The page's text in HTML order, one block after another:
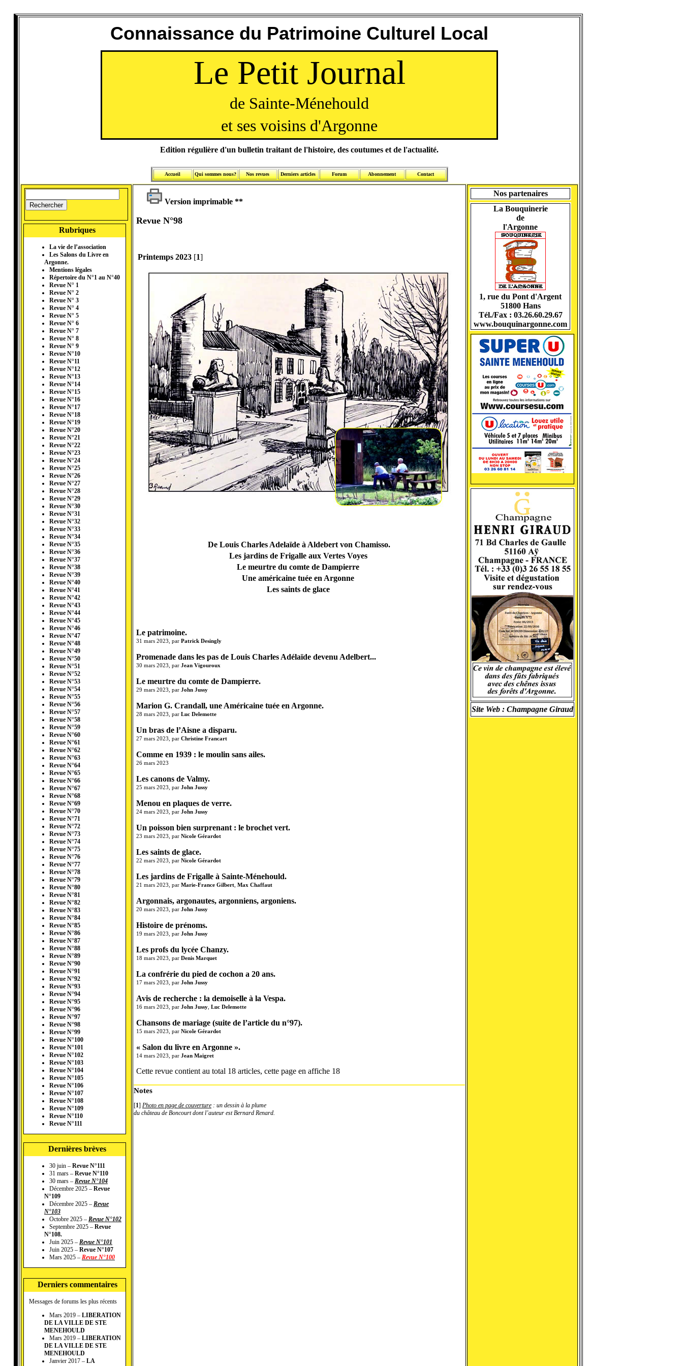
Connaissance du Patrimoine Culturel Local
Le Petit Journal
de Sainte-Ménehould
et ses voisins d'Argonne
Edition régulière d'un bulletin traitant de l'histoire, des coutumes et de l'actualité.
Accueil Qui sommes nous? Nos revues Derniers articles Forum Abonnement Contact
Rubriques
La vie de l’association
Les Salons du Livre en
Argonne.
Mentions légales
Répertoire du N°1 au N°40
Revue N° 1
Revue N° 2
Revue N° 3
Revue N° 4
Revue N° 5
Revue N° 6
Revue N° 7
Revue N° 8
Revue N° 9
Revue N°10
Revue N°11
Revue N°12
Revue N°13
Revue N°14
Revue N°15
Revue N°16
Revue N°17
Revue N°18
Revue N°19
Revue N°20
Revue N°21
Revue N°22
Revue N°23
Revue N°24
Revue N°25
Revue N°26
Revue N°27
Revue N°28
Revue N°29
Revue N°30
Revue N°31
Revue N°32
Revue N°33
Revue N°34
Revue N°35
Revue N°36
Revue N°37
Revue N°38
Revue N°39
Revue N°40
Revue N°41
Revue N°42
Revue N°43
Revue N°44
Revue N°45
Revue N°46
Revue N°47
Revue N°48
Revue N°49
Revue N°50
Revue N°51
Revue N°52
Revue N°53
Revue N°54
Revue N°55
Revue N°56
Revue N°57
Revue N°58
Revue N°59
Revue N°60
Revue N°61
Revue N°62
Revue N°63
Revue N°64
Revue N°65
Revue N°66
Revue N°67
Revue N°68
Revue N°69
Revue N°70
Revue N°71
Revue N°72
Revue N°73
Revue N°74
Revue N°75
Revue N°76
Revue N°77
Revue N°78
Revue N°79
Revue N°80
Revue N°81
Revue N°82
Revue N°83
Revue N°84
Revue N°85
Revue N°86
Revue N°87
Revue N°88
Revue N°89
Revue N°90
Revue N°91
Revue N°92
Revue N°93
Revue N°94
Revue N°95
Revue N°96
Revue N°97
Revue N°98
Revue N°99
Revue N°100
Revue N°101
Revue N°102
Revue N°103
Revue N°104
Revue N°105
Revue N°106
Revue N°107
Revue N°108
Revue N°109
Revue N°110
Revue N°111
Dernières brèves
30 juin – Revue N°111
31 mars – Revue N°110
30 mars – Revue N°104
Décembre 2025 – Revue
N°109
Décembre 2025 – Revue
N°103
Octobre 2025 – Revue N°102
Septembre 2025 – Revue
N°108.
Juin 2025 – Revue N°101
Juin 2025 – Revue N°107
Mars 2025 – Revue N°100
Derniers commentaires
Messages de forums les plus récents
Mars 2019 – LIBERATION
DE LA VILLE DE STE
MENEHOULD
Mars 2019 – LIBERATION
DE LA VILLE DE STE
MENEHOULD
Janvier 2017 – LA
Version imprimable **
Revue N°98
Printemps 2023 [1]
De Louis Charles Adelaïde à Aldebert von Chamisso.
Les jardins de Frigalle aux Vertes Voyes
Le meurtre du comte de Dampierre
Une américaine tuée en Argonne
Les saints de glace
Le patrimoine.
31 mars 2023, par Patrick Desingly
Promenade dans les pas de Louis Charles Adélaïde devenu Adelbert...
30 mars 2023, par Jean Vigouroux
Le meurtre du comte de Dampierre.
29 mars 2023, par John Jussy
Marion G. Crandall, une Américaine tuée en Argonne.
28 mars 2023, par Luc Delemotte
Un bras de l’Aisne a disparu.
27 mars 2023, par Christine Francart
Comme en 1939 : le moulin sans ailes.
26 mars 2023
Les canons de Valmy.
25 mars 2023, par John Jussy
Menou en plaques de verre.
24 mars 2023, par John Jussy
Un poisson bien surprenant : le brochet vert.
23 mars 2023, par Nicole Gérardot
Les saints de glace.
22 mars 2023, par Nicole Gérardot
Les jardins de Frigalle à Sainte-Ménehould.
21 mars 2023, par Marie-France Gilbert Max Chaffaut
Argonnais, argonautes, argonniens, argoniens.
20 mars 2023, par John Jussy
Histoire de prénoms.
19 mars 2023, par John Jussy
Les profs du lycée Chanzy.
18 mars 2023, par Denis Marquet
La confrérie du pied de cochon a 20 ans.
17 mars 2023, par John Jussy
Avis de recherche : la demoiselle à la Vespa.
16 mars 2023, par John Jussy Luc Delemotte
Chansons de mariage (suite de l’article du n°97).
15 mars 2023, par Nicole Gérardot
« Salon du livre en Argonne ».
14 mars 2023, par Jean Maigret
Cette revue contient au total 18 articles, cette page en affiche 18
Notes
[1] Photo en page de couverture : un dessin à la plume
du château de Boncourt dont l’auteur est Bernard Renard.
Nos partenaires
La Bouquinerie
de
l'Argonne
1, rue du Pont d'Argent
51800 Hans
Tél./Fax : 03.26.60.29.67
www.bouquinargonne.com
Site Web : Champagne Giraud